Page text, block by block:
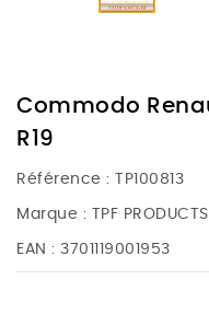
Commodo
R19
Référence : TP100813
Marque : TPF PRODUCTS
EAN : 3701119001953